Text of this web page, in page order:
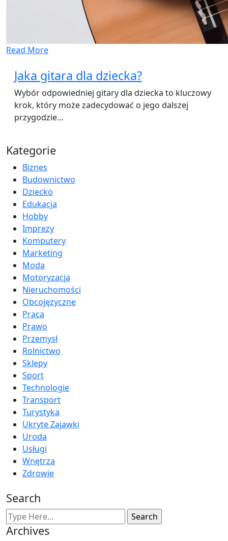
Read More
Jaka gitara dla dziecka?
Wybór odpowiedniej gitary dla dziecka to kluczowy
krok, który może zadecydować o jego dalszej
przygodzie…
Kategorie
Biznes
Budownictwo
Dziecko
Edukacja
Hobby
Imprezy
Komputery
Marketing
Moda
Motoryzacja
Nieruchomości
Obcojęzyczne
Praca
Prawo
Przemysł
Rolnictwo
Sklepy
Sport
Technologie
Transport
Turystyka
Ukryte Zajawki
Uroda
Usługi
Wnętrza
Zdrowie
Search
Archives